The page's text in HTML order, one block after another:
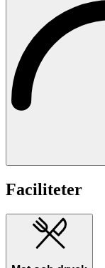
Faciliteter